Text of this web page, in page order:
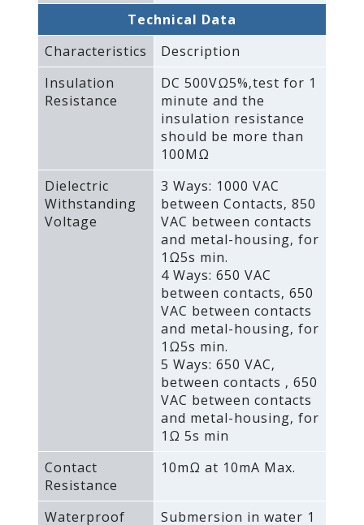
Technical Data
Characteristics
Description
Insulation
Resistance
DC 500VΩ5%‚test for 1
minute and the
insulation resistance
should be more than
100MΩ
Dielectric
Withstanding
Voltage
3 Ways: 1000 VAC
between Contacts‚ 850
VAC between contacts
and metal-housing‚ for
1Ω5s min.
4 Ways: 650 VAC
between contacts‚ 650
VAC between contacts
and metal-housing‚ for
1Ω5s min.
5 Ways: 650 VAC‚
between contacts ‚ 650
VAC between contacts
and metal-housing‚ for
1Ω 5s min
Contact
Resistance
10mΩ at 10mA Max.
Waterproof
Submersion in water 1